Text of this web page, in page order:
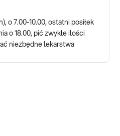
wczesne wykrycie
podejścia do sposobu
badań laboratoryjnych pozwala
aby choroba nie była
o 7.00-10.00, ostatni posiłek
o 18.00, pić zwykłe ilości
niezbędne lekarstwa